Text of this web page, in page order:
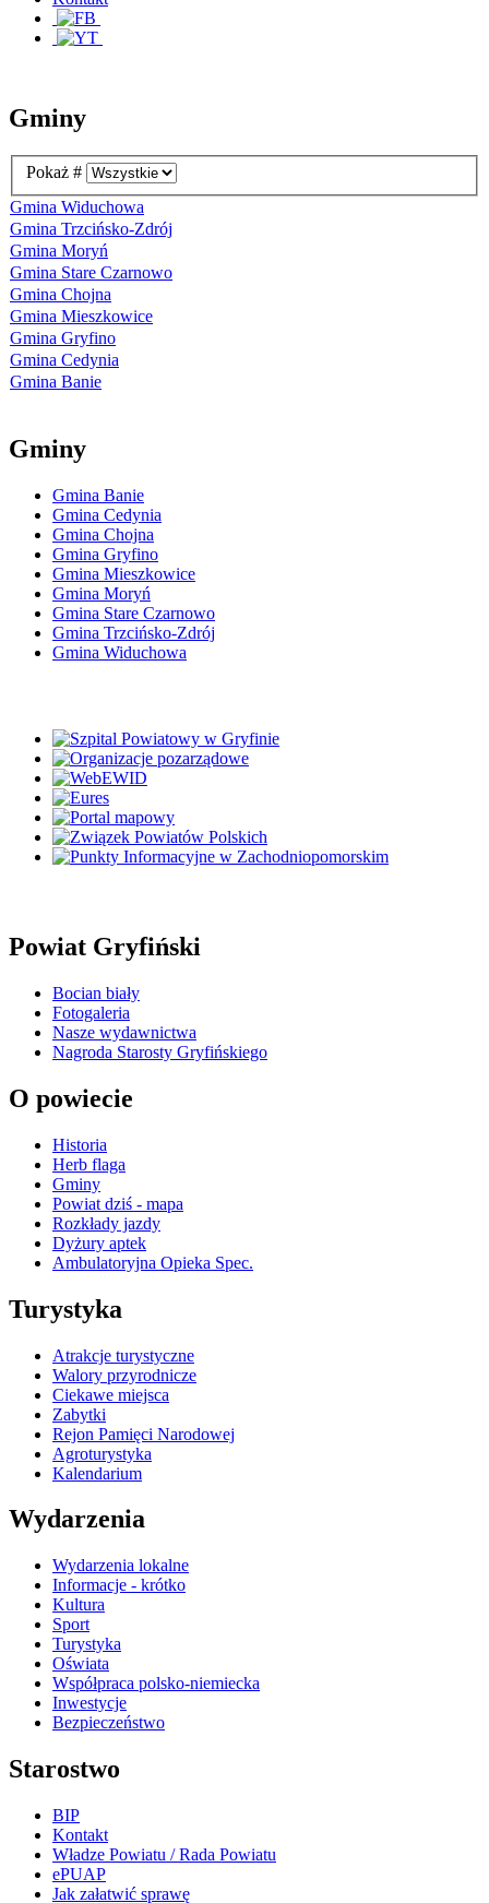
Gminy
Pokaż #
Gmina Widuchowa
Gmina Trzcińsko-Zdrój
Gmina Moryń
Gmina Stare Czarnowo
Gmina Chojna
Gmina Mieszkowice
Gmina Gryfino
Gmina Cedynia
Gmina Banie
Gminy
Gmina Banie
Gmina Cedynia
Gmina Chojna
Gmina Gryfino
Gmina Mieszkowice
Gmina Moryń
Gmina Stare Czarnowo
Gmina Trzcińsko-Zdrój
Gmina Widuchowa
Powiat Gryfiński
Bocian biały
Fotogaleria
Nasze wydawnictwa
Nagroda Starosty Gryfińskiego
O powiecie
Historia
Herb flaga
Gminy
Powiat dziś - mapa
Rozkłady jazdy
Dyżury aptek
Ambulatoryjna Opieka Spec.
Turystyka
Atrakcje turystyczne
Walory przyrodnicze
Ciekawe miejsca
Zabytki
Rejon Pamięci Narodowej
Agroturystyka
Kalendarium
Wydarzenia
Wydarzenia lokalne
Informacje - krótko
Kultura
Sport
Turystyka
Oświata
Współpraca polsko-niemiecka
Inwestycje
Bezpieczeństwo
Starostwo
BIP
Kontakt
Władze Powiatu / Rada Powiatu
ePUAP
Jak załatwić sprawę